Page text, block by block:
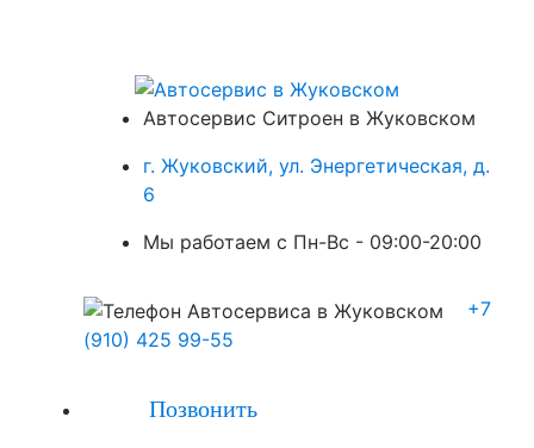
Автосервис Ситроен в Жуковском
г. Жуковский, ул. Энергетическая, д.
6
Мы работаем с Пн-Вc - 09:00-20:00
+7
(910) 425 99-55
Позвонить